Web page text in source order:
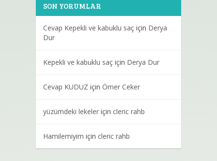
SON YORUMLAR
Cevap Kepekli ve kabuklu saçiçin Derya
Dur
Kepekli ve kabuklu saçiçin Derya Dur
Cevap KUDUZ için Ömer Ceker
yüzümdeki lekeleriçin cleric rahb
Hamilemiyim için cleric rahb